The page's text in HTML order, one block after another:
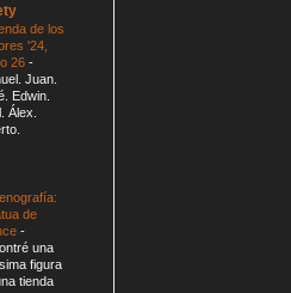
de los
'24,
26 -
Juan.
Edwin.
Álex.
de
-
una
figura
tienda